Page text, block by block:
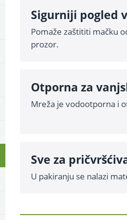
Sigurniji pogled
Pomaže zaštititi mačku
prozor.
Otporna za
Mreža je vodootporna i
Sve za
U pakiranju se nalazi